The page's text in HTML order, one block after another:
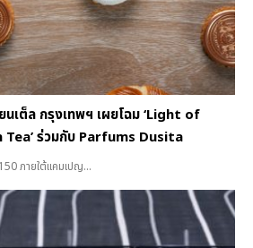
นเต็ล กรุงเทพฯ เผยโฉม ‘Light of
ร่วมกับ Parfums Dusita
ภายใต้แคมเปญ...